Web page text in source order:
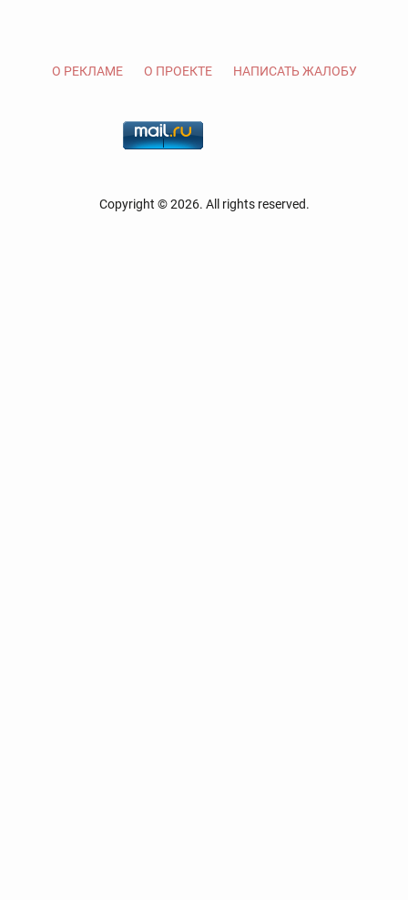
О РЕКЛАМЕ О ПРОЕКТЕ НАПИСАТЬ ЖАЛОБУ
Copyright © 2026. All rights reserved.